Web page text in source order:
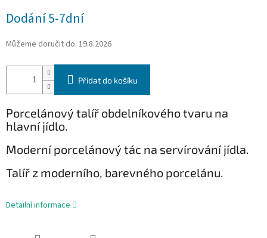
Dodání 5-7dní
Můžeme doručit do: 19.8.2026
Přidat do košíku
Porcelánový talíř obdelníkového tvaru na
hlavní jídlo.
Moderní porcelánový tác na servírování jídla.
Talíř z moderního, barevného porcelánu.
Detailní informace